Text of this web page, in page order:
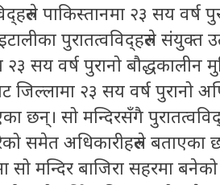
पाकिस्तानमा २३ सय वर्ष
पुरातत्वविद्हरुले संयुक्त
सय वर्ष पुरानो बौद्धकालीन
जिल्लामा २३ सय वर्ष पुरानो
छन्। सो मन्दिरसँगै
समेत अधिकारीहरुले बताएका
सो मन्दिर बाजिरा सहरमा